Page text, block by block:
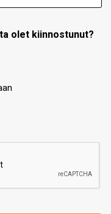
olet kiinnostunut?